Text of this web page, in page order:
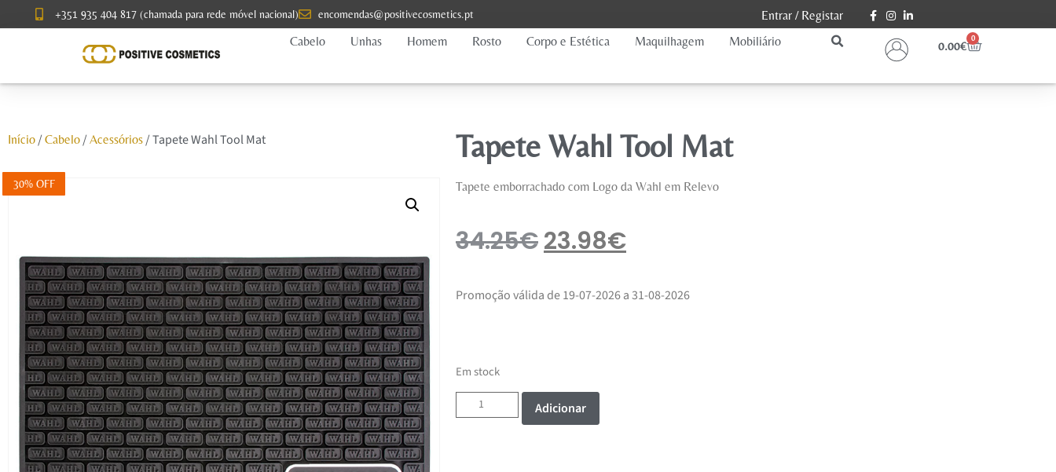
+351 935 404 817 (chamada para rede móvel nacional) encomendas@positivecosmetics.pt Entrar/ Registar
Cabelo
Unhas Homem Rosto Corpo e Estética Maquilhagem Mobiliário 0.00€
0
Início/ Cabelo/ Acessórios/ Tapete Wahl Tool Mat
30% OFF
Tapete Wahl Tool Mat
Tapete emborrachado com Logo da Wahl em Relevo
34.25€23.98€
Promoção válida de 19-07-2026 a 31-08-2026
Em stock
Adicionar